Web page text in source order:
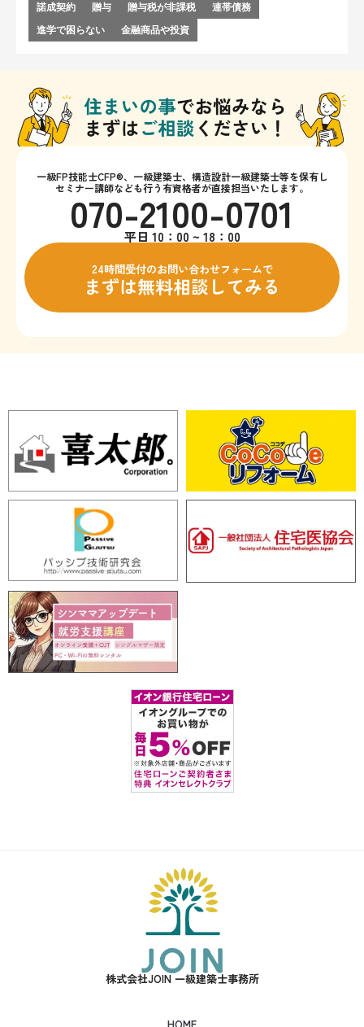
諾成契約
贈与 贈与税が非課税
連帯債務
進学で困らない
金融商品や投資
一級FP技能士CFP®、一級建築士、構造設計一級建築士等を保有し
セミナー講師なども行う有資格者が直接担当いたします。
070-2100-0701
平日 10：00 ~ 18：00
24時間受付のお問い合わせフォームで
まずは無料相談してみる
株式会社JOIN 一級建築士事務所